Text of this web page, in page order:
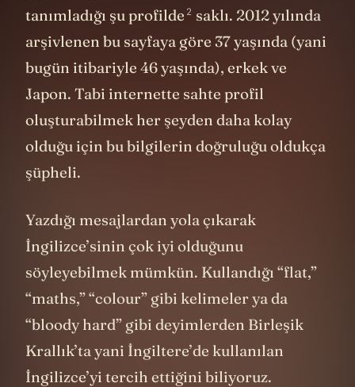
tanımladığı şu profilde 2 saklı. 2012 yılında
arşivlenen bu sayfaya göre 37 yaşında (yani
bugün itibariyle 46 yaşında), erkek ve
Japon. Tabi internette sahte profil
oluşturabilmek her şeyden daha kolay
olduğu için bu bilgilerin doğruluğu oldukça
şüpheli.
Yazdığı mesajlardan yola çıkarak
İngilizce’sinin çok iyi olduğunu
söyleyebilmek mümkün. Kullandığı “flat,”
“maths,” “colour” gibi kelimeler ya da
“bloody hard” gibi deyimlerden Birleşik
Krallık’ta yani İngiltere’de kullanılan
İngilizce’yi tercih ettiğini biliyoruz.